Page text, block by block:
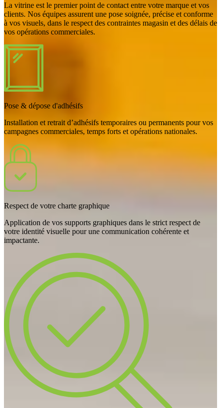
La vitrine est le premier point de contact entre votre marque et vos
clients. Nos équipes assurent une pose soignée, précise et conforme
à vos visuels, dans le respect des contraintes magasin et des délais de
vos opérations commerciales.
Pose & dépose d'adhésifs
Installation et retrait d’adhésifs temporaires ou permanents pour vos
campagnes commerciales, temps forts et opérations nationales.
Respect de votre charte graphique
Application de vos supports graphiques dans le strict respect de
votre identité visuelle pour une communication cohérente et
impactante.